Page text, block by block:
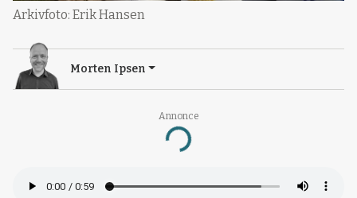
Annonce
Loading...
Arkivfoto: Erik Hansen
Morten Ipsen